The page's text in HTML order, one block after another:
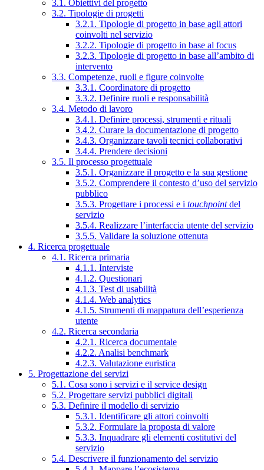
3.1. Obiettivi del progetto
3.2. Tipologie di progetti
3.2.1. Tipologie di progetto in base agli attori
coinvolti nel servizio
3.2.2. Tipologie di progetto in base al focus
3.2.3. Tipologie di progetto in base all’ambito di
intervento
3.3. Competenze, ruoli e figure coinvolte
3.3.1. Coordinatore di progetto
3.3.2. Definire ruoli e responsabilità
3.4. Metodo di lavoro
3.4.1. Definire processi, strumenti e rituali
3.4.2. Curare la documentazione di progetto
3.4.3. Organizzare tavoli tecnici collaborativi
3.4.4. Prendere decisioni
3.5. Il processo progettuale
3.5.1. Organizzare il progetto e la sua gestione
3.5.2. Comprendere il contesto d’uso del servizio
pubblico
3.5.3. Progettare i processi e i touchpointdel
servizio
3.5.4. Realizzare l’interfaccia utente del servizio
3.5.5. Validare la soluzione ottenuta
4. Ricerca progettuale
4.1. Ricerca primaria
4.1.1. Interviste
4.1.2. Questionari
4.1.3. Test di usabilità
4.1.4. Web analytics
4.1.5. Strumenti di mappatura dell’esperienza
utente
4.2. Ricerca secondaria
4.2.1. Ricerca documentale
4.2.2. Analisi benchmark
4.2.3. Valutazione euristica
5. Progettazione dei servizi
5.1. Cosa sono i servizi e il service design
5.2. Progettare servizi pubblici digitali
5.3. Definire il modello di servizio
5.3.1. Identificare gli attori coinvolti
5.3.2. Formulare la proposta di valore
5.3.3. Inquadrare gli elementi costitutivi del
servizio
5.4. Descrivere il funzionamento del servizio